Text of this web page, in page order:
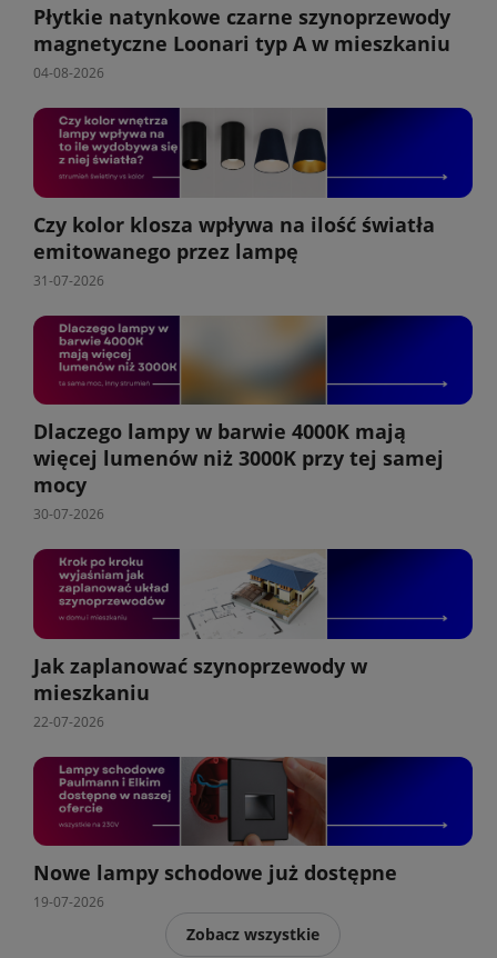
Płytkie natynkowe czarne szynoprzewody
magnetyczne Loonari typ A w mieszkaniu
04-08-2026
Czy kolor klosza wpływa na ilość światła
emitowanego przez lampę
31-07-2026
Dlaczego lampy w barwie 4000K mają
więcej lumenów niż 3000K przy tej samej
mocy
30-07-2026
Jak zaplanować szynoprzewody w
mieszkaniu
22-07-2026
Nowe lampy schodowe już dostępne
19-07-2026
Zobacz wszystkie